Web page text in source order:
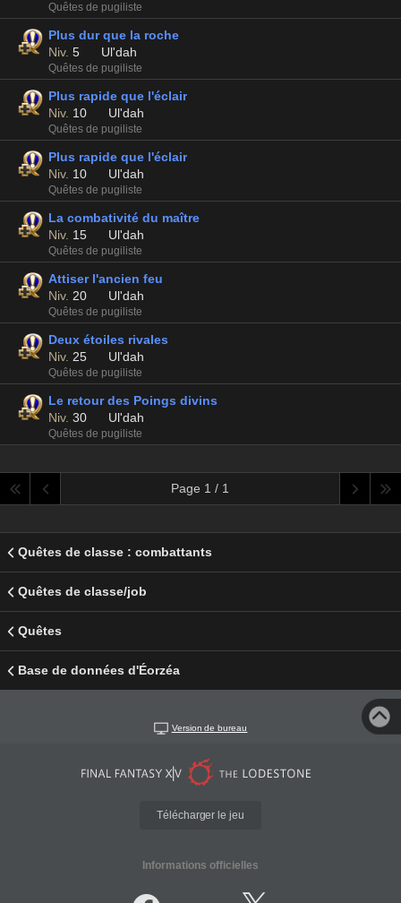
Quêtes de pugiliste
Plus dur que la roche
Niv. 5 Ul'dah
Quêtes de pugiliste
Plus rapide que l'éclair
Niv. 10 Ul'dah
Quêtes de pugiliste
Plus rapide que l'éclair
Niv. 10 Ul'dah
Quêtes de pugiliste
La combativité du maître
Niv. 15 Ul'dah
Quêtes de pugiliste
Attiser l'ancien feu
Niv. 20 Ul'dah
Quêtes de pugiliste
Deux étoiles rivales
Niv. 25 Ul'dah
Quêtes de pugiliste
Le retour des Poings divins
Niv. 30 Ul'dah
Quêtes de pugiliste
Page 1 / 1
Quêtes de classe : combattants
Quêtes de classe/job
Quêtes
Base de données d'Éorzéa
Version de bureau
Télécharger le jeu
Informations officielles